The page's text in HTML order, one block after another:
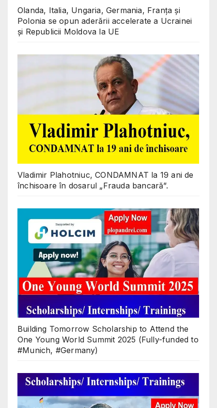
Olanda, Italia, Ungaria, Germania, Franța și
Polonia se opun aderării accelerate a Ucrainei
și Republicii Moldova la UE
Vladimir Plahotniuc, CONDAMNAT la 19 ani de
închisoare în dosarul „Frauda bancară”.
Building Tomorrow Scholarship to Attend the
One Young World Summit 2025 (Fully-funded to
#Munich, #Germany)